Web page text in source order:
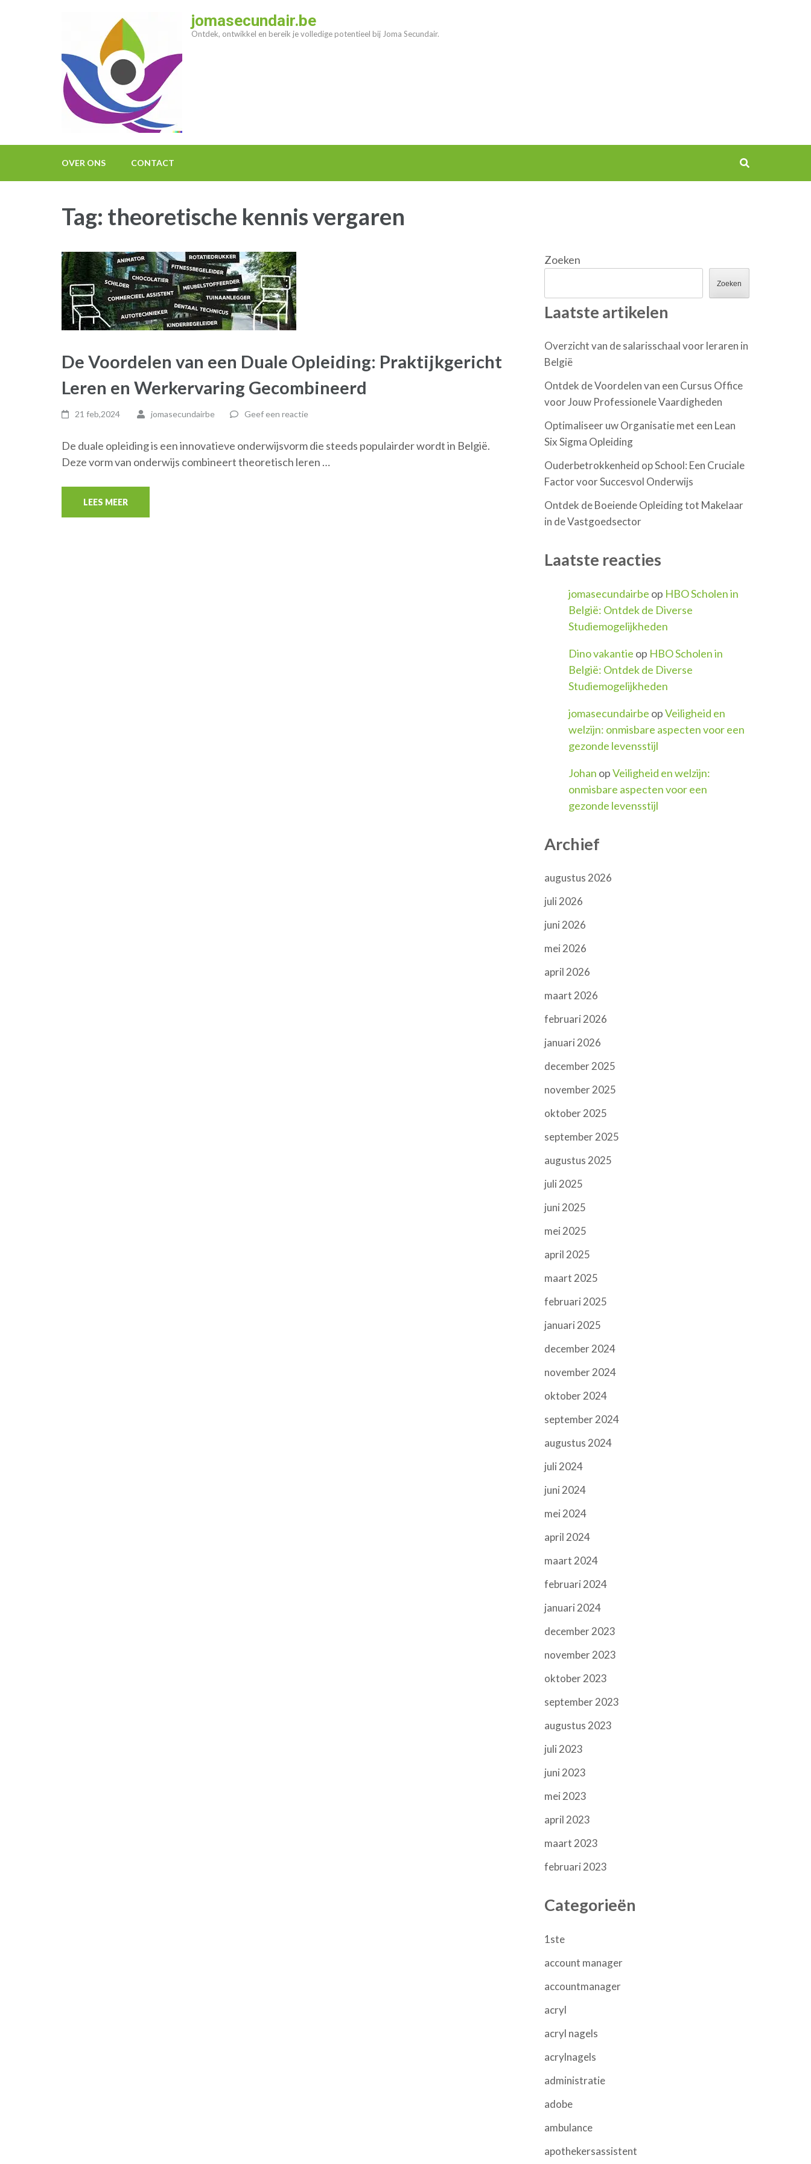
jomasecundair.be
Ontdek, ontwikkel en bereik je volledige potentieel bij Joma Secundair.
OVER ONS CONTACT
Tag: theoretische kennis vergaren
De Voordelen van een Duale Opleiding: Praktijkgericht
Leren en Werkervaring Gecombineerd
21 feb,2024 jomasecundairbe Geef een reactie
De duale opleiding is een innovatieve onderwijsvorm die steeds populairder wordt in België.
Deze vorm van onderwijs combineert theoretisch leren …
LEES MEER
Zoeken
Zoeken
Laatste artikelen
Overzicht van de salarisschaal voor leraren in
België
Ontdek de Voordelen van een Cursus Office
voor Jouw Professionele Vaardigheden
Optimaliseer uw Organisatie met een Lean
Six Sigma Opleiding
Ouderbetrokkenheid op School: Een Cruciale
Factor voor Succesvol Onderwijs
Ontdek de Boeiende Opleiding tot Makelaar
in de Vastgoedsector
Laatste reacties
jomasecundairbe op HBO Scholen in
België: Ontdek de Diverse
Studiemogelijkheden
Dino vakantie op HBO Scholen in
België: Ontdek de Diverse
Studiemogelijkheden
jomasecundairbe opVeiligheid en
welzijn: onmisbare aspecten voor een
gezonde levensstijl
Johan opVeiligheid en welzijn:
onmisbare aspecten voor een
gezonde levensstijl
Archief
augustus 2026
juli 2026
juni 2026
mei 2026
april 2026
maart 2026
februari 2026
januari 2026
december 2025
november 2025
oktober 2025
september 2025
augustus 2025
juli 2025
juni 2025
mei 2025
april 2025
maart 2025
februari 2025
januari 2025
december 2024
november 2024
oktober 2024
september 2024
augustus 2024
juli 2024
juni 2024
mei 2024
april 2024
maart 2024
februari 2024
januari 2024
december 2023
november 2023
oktober 2023
september 2023
augustus 2023
juli 2023
juni 2023
mei 2023
april 2023
maart 2023
februari 2023
Categorieën
1ste
account manager
accountmanager
acryl
acryl nagels
acrylnagels
administratie
adobe
ambulance
apothekersassistent